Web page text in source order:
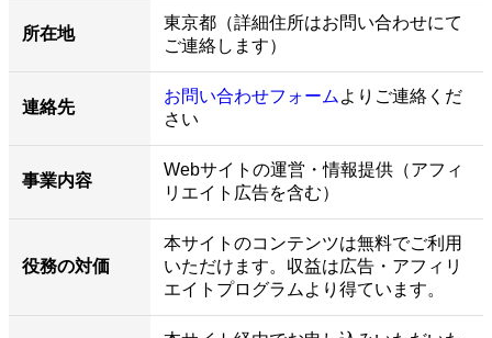
所在地
東京都（詳細住所はお問い合わせにて
ご連絡します）
連絡先
お問い合わせフォーム よりご連絡くだ
さい
事業内容
Webサイトの運営・情報提供（アフィ
リエイト広告を含む）
役務の対価
本サイトのコンテンツは無料でご利用
いただけます。収益は広告・アフィリ
エイトプログラムより得ています。